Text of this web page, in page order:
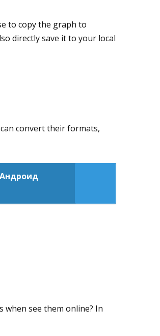
to copy the graph to
directly save it to your local
convert their formats,
see them online? In